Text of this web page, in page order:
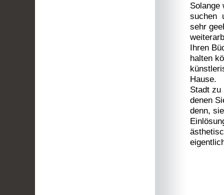
Solange
suchen
sehr
Ihren
halten
Hause.
Stadt zu
denen
denn,